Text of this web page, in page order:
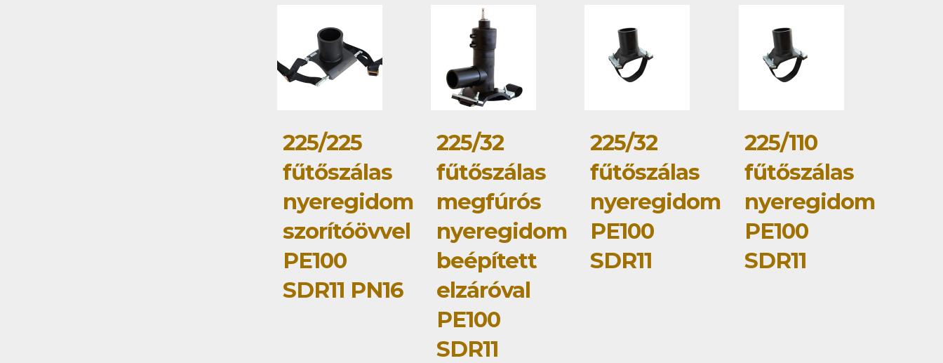
225/225
fűtőszálas
nyeregidom
szorítóövvel
PE100
SDR11 PN16
225/32
fűtőszálas
megfúrós
nyeregidom
beépített
elzáróval
PE100
SDR11
225/32
fűtőszálas
nyeregidom
PE100
SDR11
225/110
fűtőszálas
nyeregidom
PE100
SDR11